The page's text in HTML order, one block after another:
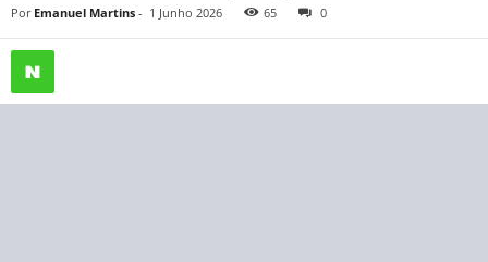
Por Emanuel Martins - 1 Junho 2026 65 0